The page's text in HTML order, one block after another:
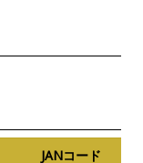
JANコード